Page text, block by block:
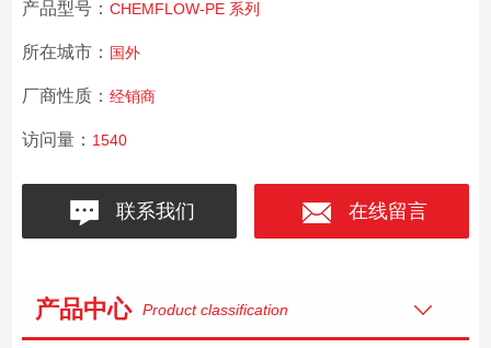
产品型号： CHEMFLOW-PE 系列
所在城市： 国外
厂商性质： 经销商
访问量： 1540
联系我们 在线留言
产品中心 Product classification